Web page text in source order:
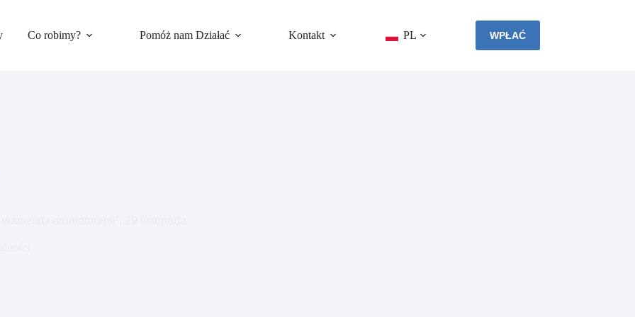
Co robimy? Pomóż nam Działać Kontakt PL WPŁAĆ